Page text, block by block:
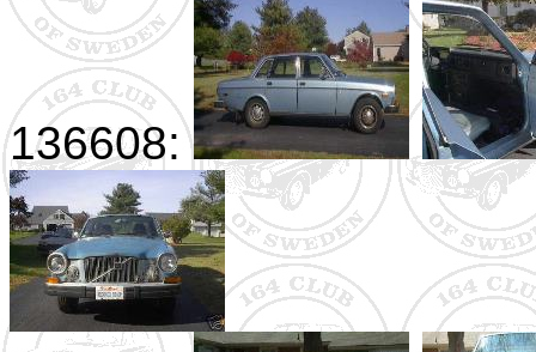
136608: